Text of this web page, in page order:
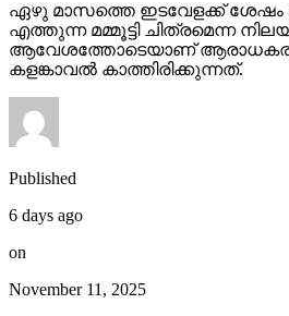
ഏഴു മാസത്തെ ഇടവേളക്ക് ശേഷം
എത്തുന്ന മമ്മൂട്ടി ചിത്രമെന്ന
ആവേശത്തോടെയാണ് ആരാധകരും
കളങ്കാവൽ കാത്തിരിക്കുന്നത്.
Published
6 days ago
on
November 11, 2025